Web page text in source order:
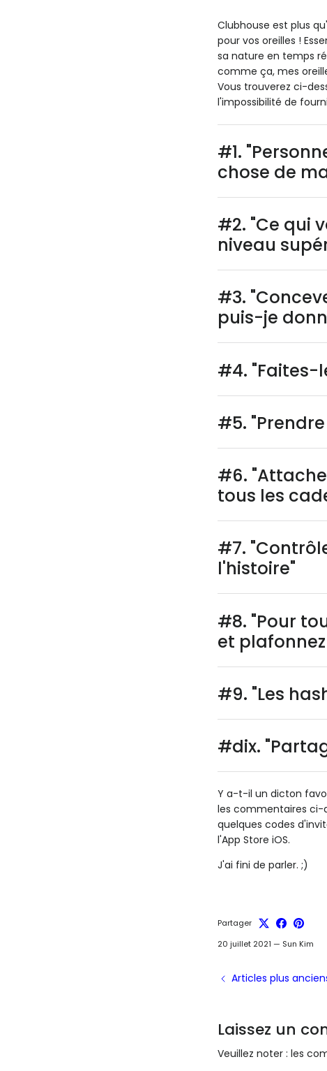
Clubhouse est plus
pour vos oreilles !
sa nature en temps
comme ça, mes
Vous trouverez ci-
l'impossibilité de
#1.
chose de
#2. "Ce qui
niveau
#3.
puis-je
#4. "Faites-
#5.
#6.
tous les
#7.
l'histoire"
#8. "Pour
et
#9. "Les
#dix.
Y a-t-il un dicton
les commentaires ci-
quelques codes
l'App Store iOS.
J'ai fini de parler. ;)
Partager
20 juillet 2021 — Sun Kim
Articles plus
Laissez un
Veuillez noter : les